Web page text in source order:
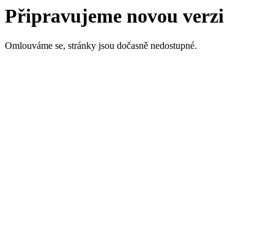
Připravujeme novou verzi
Omlouváme se, stránky jsou dočasně nedostupné.